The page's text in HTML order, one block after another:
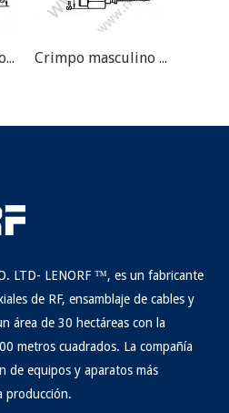
Crimazo masculino de SMA para RG178 RF Conector Crimpo masculino SMA para RG58 RF Conector
LTD- LENORF ™, es un fabricante
de RF, ensamblaje de cables y
área de 30 hectáreas con la
metros cuadrados. La compañía
de equipos y aparatos más
producción.